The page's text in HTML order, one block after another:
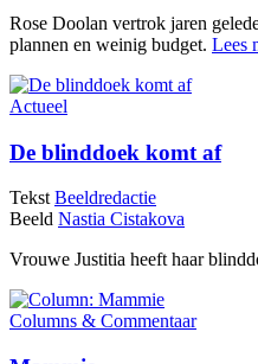
Rose Doolan vertrok jaren
plannen en weinig budget. Lees
Actueel
De blinddoek komt af
Tekst Beeldredactie
Beeld Nastia Cistakova
Vrouwe Justitia heeft haar
Columns & Commentaar